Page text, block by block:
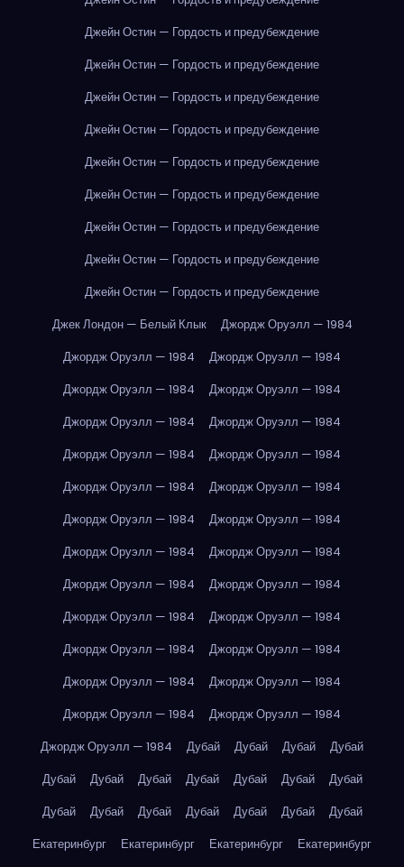
Джейн Остин — Гордость и предубеждение
Джейн Остин — Гордость и предубеждение
Джейн Остин — Гордость и предубеждение
Джейн Остин — Гордость и предубеждение
Джейн Остин — Гордость и предубеждение
Джейн Остин — Гордость и предубеждение
Джейн Остин — Гордость и предубеждение
Джейн Остин — Гордость и предубеждение
Джейн Остин — Гордость и предубеждение
Джек Лондон — Белый Клык
Джордж Оруэлл — 1984
Джордж Оруэлл — 1984
Джордж Оруэлл — 1984
Джордж Оруэлл — 1984
Джордж Оруэлл — 1984
Джордж Оруэлл — 1984
Джордж Оруэлл — 1984
Джордж Оруэлл — 1984
Джордж Оруэлл — 1984
Джордж Оруэлл — 1984
Джордж Оруэлл — 1984
Джордж Оруэлл — 1984
Джордж Оруэлл — 1984
Джордж Оруэлл — 1984
Джордж Оруэлл — 1984
Джордж Оруэлл — 1984
Джордж Оруэлл — 1984
Джордж Оруэлл — 1984
Джордж Оруэлл — 1984
Джордж Оруэлл — 1984
Джордж Оруэлл — 1984
Джордж Оруэлл — 1984
Джордж Оруэлл — 1984
Джордж Оруэлл — 1984
Джордж Оруэлл — 1984
Джордж Оруэлл — 1984
Дубай Дубай Дубай
Дубай
Дубай
Дубай Дубай Дубай Дубай Дубай
Дубай
Дубай
Дубай Дубай Дубай Дубай Дубай
Дубай
Екатеринбург
Екатеринбург Екатеринбург
Екатеринбург